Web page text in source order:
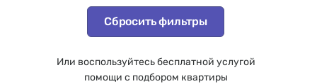
Сбросить фильтры
Или воспользуйтесь бесплатной услугой
помощи с подбором квартиры